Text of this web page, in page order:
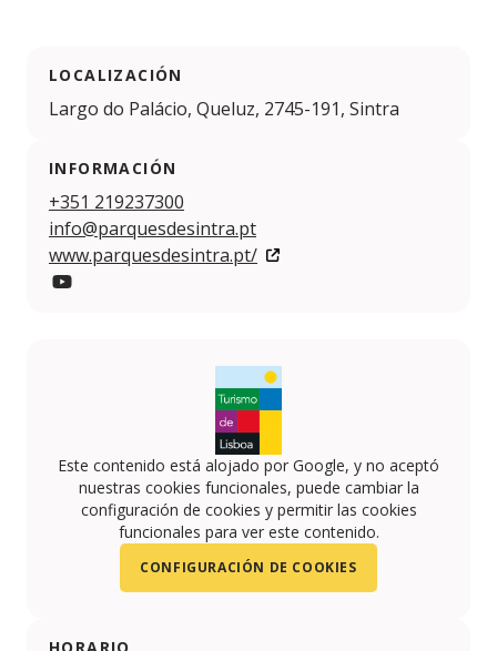
LOCALIZACIÓN
Largo do Palácio, Queluz, 2745-191, Sintra
INFORMACIÓN
+351 219237300
info@parquesdesintra.pt
www.parquesdesintra.pt/
Este contenido está alojado por Google, y no aceptó
nuestras cookies funcionales, puede cambiar la
configuración de cookies y permitir las cookies
funcionales para ver este contenido.
CONFIGURACIÓN DE COOKIES